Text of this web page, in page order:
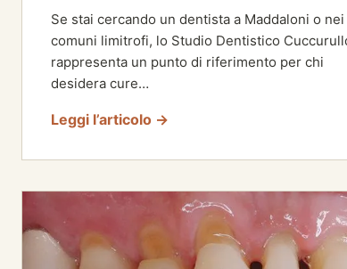
Se stai cercando un dentista a Maddaloni o nei
comuni limitrofi, lo Studio Dentistico
rappresenta un punto di riferimento per chi
desidera cure…
Leggi l’articolo →